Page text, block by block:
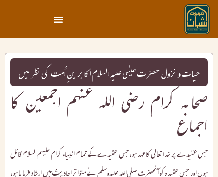
حیات و نزول حضرت عیسٰی علیہ السلام اکابر ینِ اُمت کی نظر میں
صحابہ کرام رضی اللہ عنہم اجمعین کا
اجماع
جس عقیدے پر خدا تعالی کا عہد ہو، جس عقیدے کے تمام انبیاء کرام علیہم السلام قائل
ہوں اور جس عقیدہ کو آنحضرت صلی اللہ علیہ وسلم نے متواتر احادیث میں ارشاد فرمایا ہو،